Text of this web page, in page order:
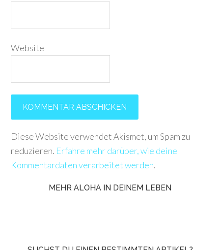
Website
Diese Website verwendet Akismet, um Spam zu
reduzieren. Erfahre mehr darüber, wie deine
Kommentardaten verarbeitet werden.
MEHR ALOHA IN DEINEM LEBEN